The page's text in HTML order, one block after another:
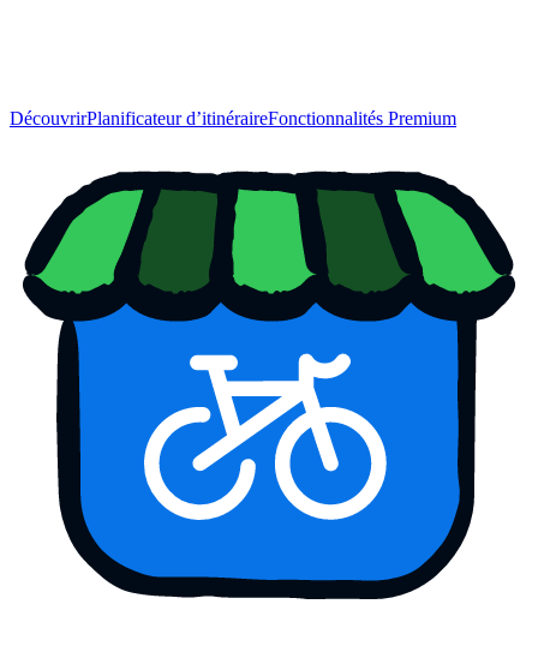
DécouvrirPlanificateur d’itinéraireFonctionnalités Premium